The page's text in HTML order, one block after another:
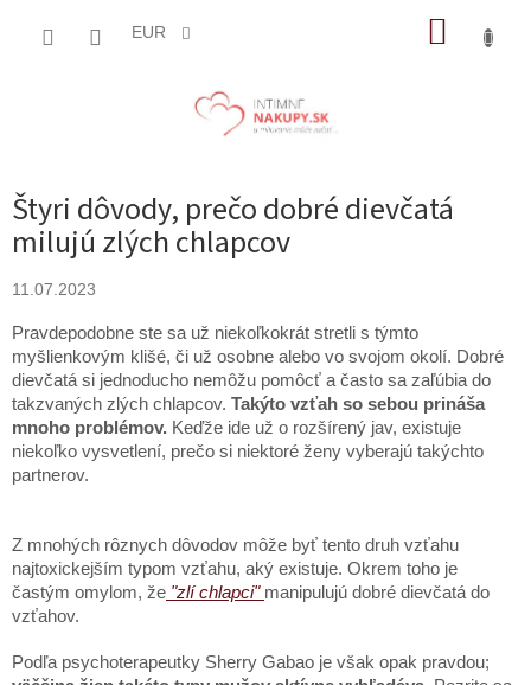
EUR
Štyri dôvody, prečo dobré dievčatá
milujú zlých chlapcov
11.07.2023
Pravdepodobne ste sa už niekoľkokrát stretli s týmto
myšlienkovým klišé, či už osobne alebo vo svojom okolí. Dobré
dievčatá si jednoducho nemôžu pomôcť a často sa zaľúbia do
takzvaných zlých chlapcov. Takýto vzťah so sebou prináša
mnoho problémov. Keďže ide už o rozšírený jav, existuje
niekoľko vysvetlení, prečo si niektoré ženy vyberajú takýchto
partnerov.
Z mnohých rôznych dôvodov môže byť tento druh vzťahu
najtoxickejším typom vzťahu, aký existuje. Okrem toho je
častým omylom, že "zlí chlapci" manipulujú dobré dievčatá do
vzťahov.
Podľa psychoterapeutky Sherry Gabao je však opak pravdou;